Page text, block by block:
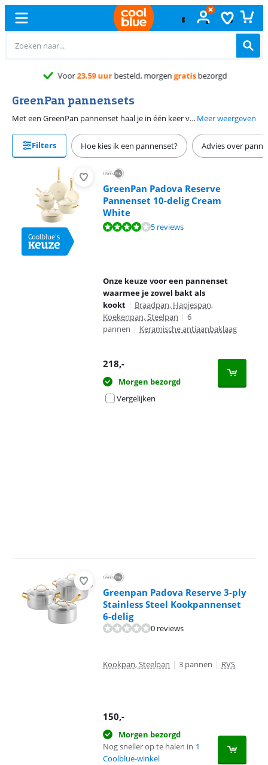
Gratisruilen
GreenPan pannensets
Met een GreenPan pannenset haal je in één keer verschillende pannen in huis. Zo kies je uit een koekenpannenset met een extra hapjespan of wokpan. Hierdoor bereid je ook een risotto of roerbak je wokgroenten of vleesreepjes op hoge temperatuur. Bij de GreenPan Padova, Omega en Mayflower pannenset krijg je extra kookpannen meegeleverd. In deze pannen kook je bijvoorbeeld aardappelen of pasta. De bakpannen van GreenPan zijn PFAS vrij. Dit betekent dat er geen schadelijke chemische stoffen verwerkt zitten in baklaag.Meer weergeven
Filters Hoe kies ik een pannenset? Advies over
GreenPan Padova Reserve
Pannenset 10-delig Cream
White
Beoordeling is 8,4 van de 10, gebaseerd op 5 reviews.
5 reviews
Onze keuze voor een pannenset
waarmee je zowel bakt als
kookt | Braadpan, Hapjespan,
Koekenpan, Steelpan | 6
pannen | Keramische antiaanbaklaag
218,-
Morgen bezorgd
Vergelijken
Greenpan Padova Reserve 3-ply
Stainless Steel Kookpannenset
6-delig
0 reviews
Kookpan, Steelpan | 3 pannen | RVS
150,-
Morgen bezorgd
Nog sneller op te halen in 1
Coolblue-winkel